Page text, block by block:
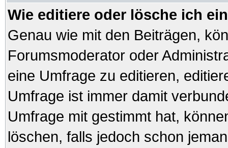
Wie editiere oder lösche ich
Genau wie mit den Beiträgen,
Forumsmoderator oder
eine Umfrage zu editieren,
Umfrage ist immer damit
Umfrage mit gestimmt hat,
löschen, falls jedoch schon